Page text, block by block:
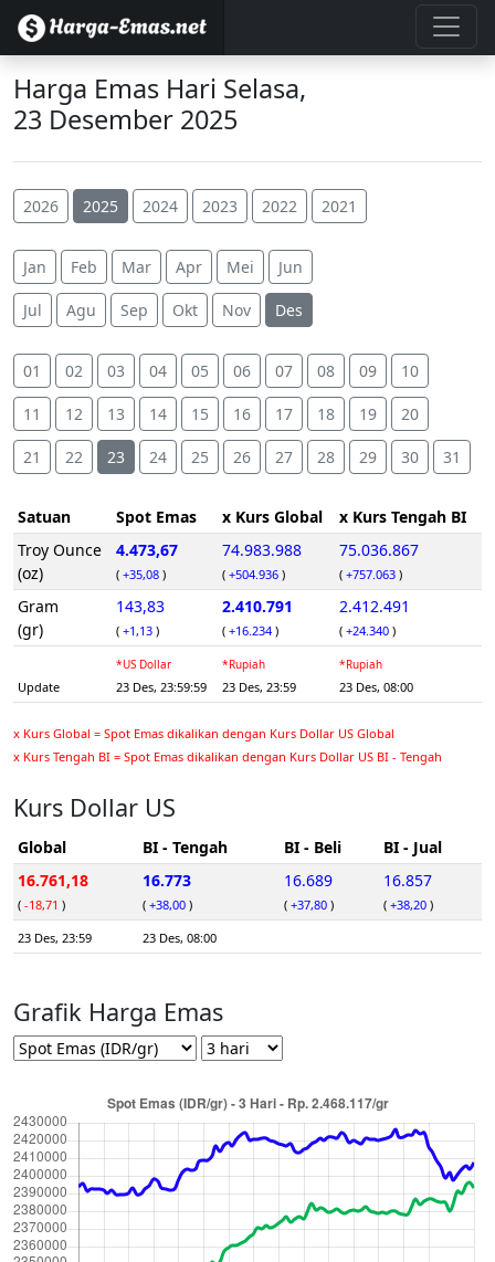
Harga Emas Hari Selasa,
23 Desember 2025
2026 2025 2024 2023 2022 2021
Jan Feb Mar Apr Mei Jun
Jul Agu Sep Okt Nov Des
01 02 03 04 05 06 07 08 09 10
11 12 13 14 15 16 17 18 19 20
21 22 23 24 25 26 27 28 29 30 31
Satuan Spot Emas x Kurs Global
x Kurs Tengah BI
Troy Ounce
(oz)
4.473,67
( +35,08 )
74.983.988
( +504.936 )
75.036.867
( +757.063 )
Gram
(gr)
143,83
( +1,13 )
2.410.791
( +16.234 )
2.412.491
( +24.340 )
Update
*US Dollar
23 Des, 23:59:59
*Rupiah
23 Des, 23:59
*Rupiah
23 Des, 08:00
x Kurs Global = Spot Emas dikalikan dengan Kurs Dollar US Global
x Kurs Tengah BI = Spot Emas dikalikan dengan Kurs Dollar US BI - Tengah
Kurs Dollar US
Global BI - Tengah BI - Beli
BI - Jual
16.761,18
( -18,71 )
16.773
( +38,00 )
16.689
( +37,80 )
16.857
( +38,20 )
23 Des, 23:59
23 Des, 08:00
Grafik Harga Emas